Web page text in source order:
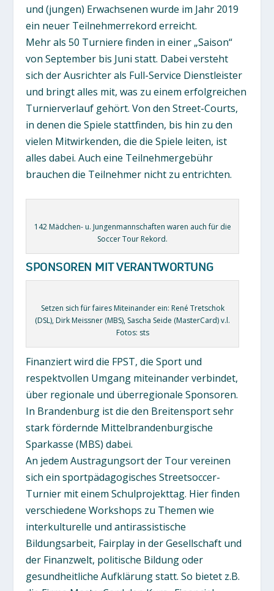
und (jungen) Erwachsenen wurde im Jahr 2019
ein neuer Teilnehmerrekord erreicht.
Mehr als 50 Turniere finden in einer „Saison“
von September bis Juni statt. Dabei versteht
sich der Ausrichter als Full-Service Dienstleister
und bringt alles mit, was zu einem erfolgreichen
Turnierverlauf gehört. Von den Street-Courts,
in denen die Spiele stattfinden, bis hin zu den
vielen Mitwirkenden, die die Spiele leiten, ist
alles dabei. Auch eine Teilnehmergebühr
brauchen die Teilnehmer nicht zu entrichten.
142 Mädchen- u. Jungenmannschaften waren auch für die
Soccer Tour Rekord.
SPONSOREN MIT VERANTWORTUNG
Setzen sich für faires Miteinander ein: René Tretschok
(DSL), Dirk Meissner (MBS), Sascha Seide (MasterCard) v.l.
Fotos: sts
Finanziert wird die FPST, die Sport und
respektvollen Umgang miteinander verbindet,
über regionale und überregionale Sponsoren.
In Brandenburg ist die den Breitensport sehr
stark fördernde Mittelbrandenburgische
Sparkasse (MBS) dabei.
An jedem Austragungsort der Tour vereinen
sich ein sportpädagogisches Streetsoccer-
Turnier mit einem Schulprojekttag. Hier finden
verschiedene Workshops zu Themen wie
interkulturelle und antirassistische
Bildungsarbeit, Fairplay in der Gesellschaft und
der Finanzwelt, politische Bildung oder
gesundheitliche Aufklärung statt. So bietet z.B.